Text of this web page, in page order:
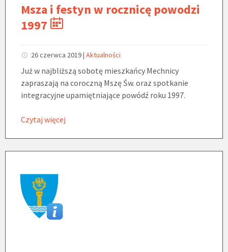
Msza i festyn w rocznicę powodzi
1997
26 czerwca 2019| Aktualności
Już w najbliższą sobotę mieszkańcy Mechnicy
zapraszają na coroczną Mszę Św. oraz spotkanie
integracyjne upamiętniające powódź roku 1997.
Czytaj więcej